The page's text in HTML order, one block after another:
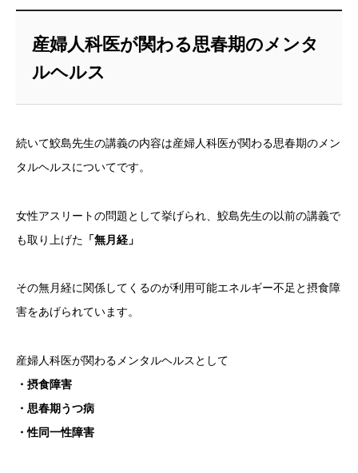
産婦人科医が関わる思春期のメンタ
ルヘルス
続いて鮫島先生の講義の内容は産婦人科医が関わる思春期のメン
タルヘルスについてです。
女性アスリートの問題として挙げられ、鮫島先生の以前の講義で
も取り上げた 「無月経」
その無月経に関係してくるのが利用可能エネルギー不足と摂食障
害をあげられています。
産婦人科医が関わるメンタルヘルスとして
・摂食障害
・思春期うつ病
・性同一性障害